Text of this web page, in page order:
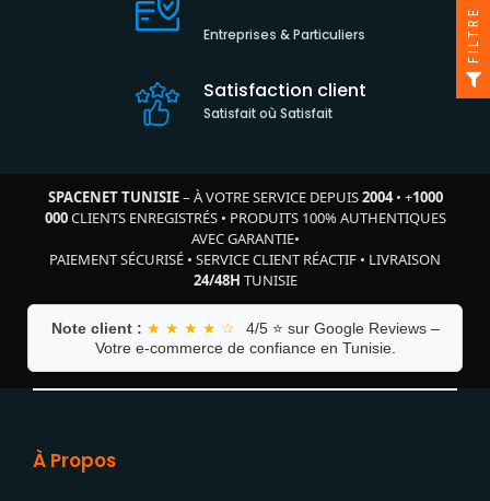
Entreprises & Particuliers
Satisfaction client
Satisfait où Satisfait
SPACENET TUNISIE– À VOTRE SERVICE DEPUIS2004• +1000
000CLIENTS ENREGISTRÉS• PRODUITS 100% AUTHENTIQUES
AVEC GARANTIE•
PAIEMENT SÉCURISÉ • SERVICE CLIENT RÉACTIF • LIVRAISON
24/48H TUNISIE
Note client : ★ ★ ★ ★ ☆
4/5 ⭐ sur Google Reviews –
Votre e-commerce de confiance en Tunisie.
À Propos
FILTRE